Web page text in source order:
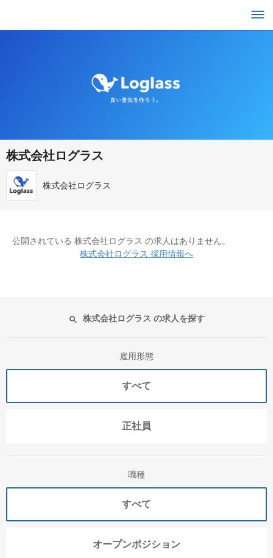
株式会社ログラス
株式会社ログラス
公開されている 株式会社ログラス の求人はありません。
株式会社ログラス 採用情報へ
株式会社ログラス の求人を探す
雇用形態
すべて
正社員
職種
すべて
オープンポジション